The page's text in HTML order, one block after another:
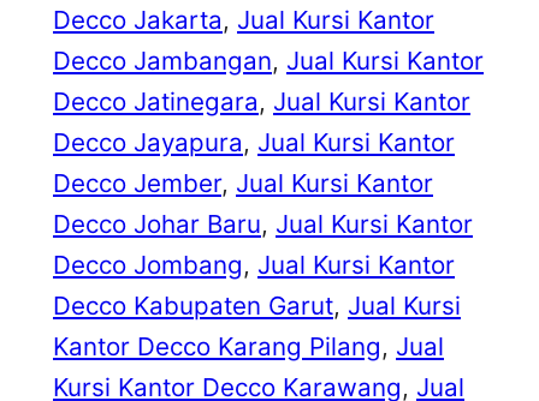
Decco Jakarta, Jual Kursi Kantor
Decco Jambangan, Jual Kursi Kantor
Decco Jatinegara, Jual Kursi Kantor
Decco Jayapura, Jual Kursi Kantor
Decco Jember, Jual Kursi Kantor
Decco Johar Baru, Jual Kursi Kantor
Decco Jombang, Jual Kursi Kantor
Decco Kabupaten Garut, Jual Kursi
Kantor Decco Karang Pilang, Jual
Kursi Kantor Decco Karawang, Jual